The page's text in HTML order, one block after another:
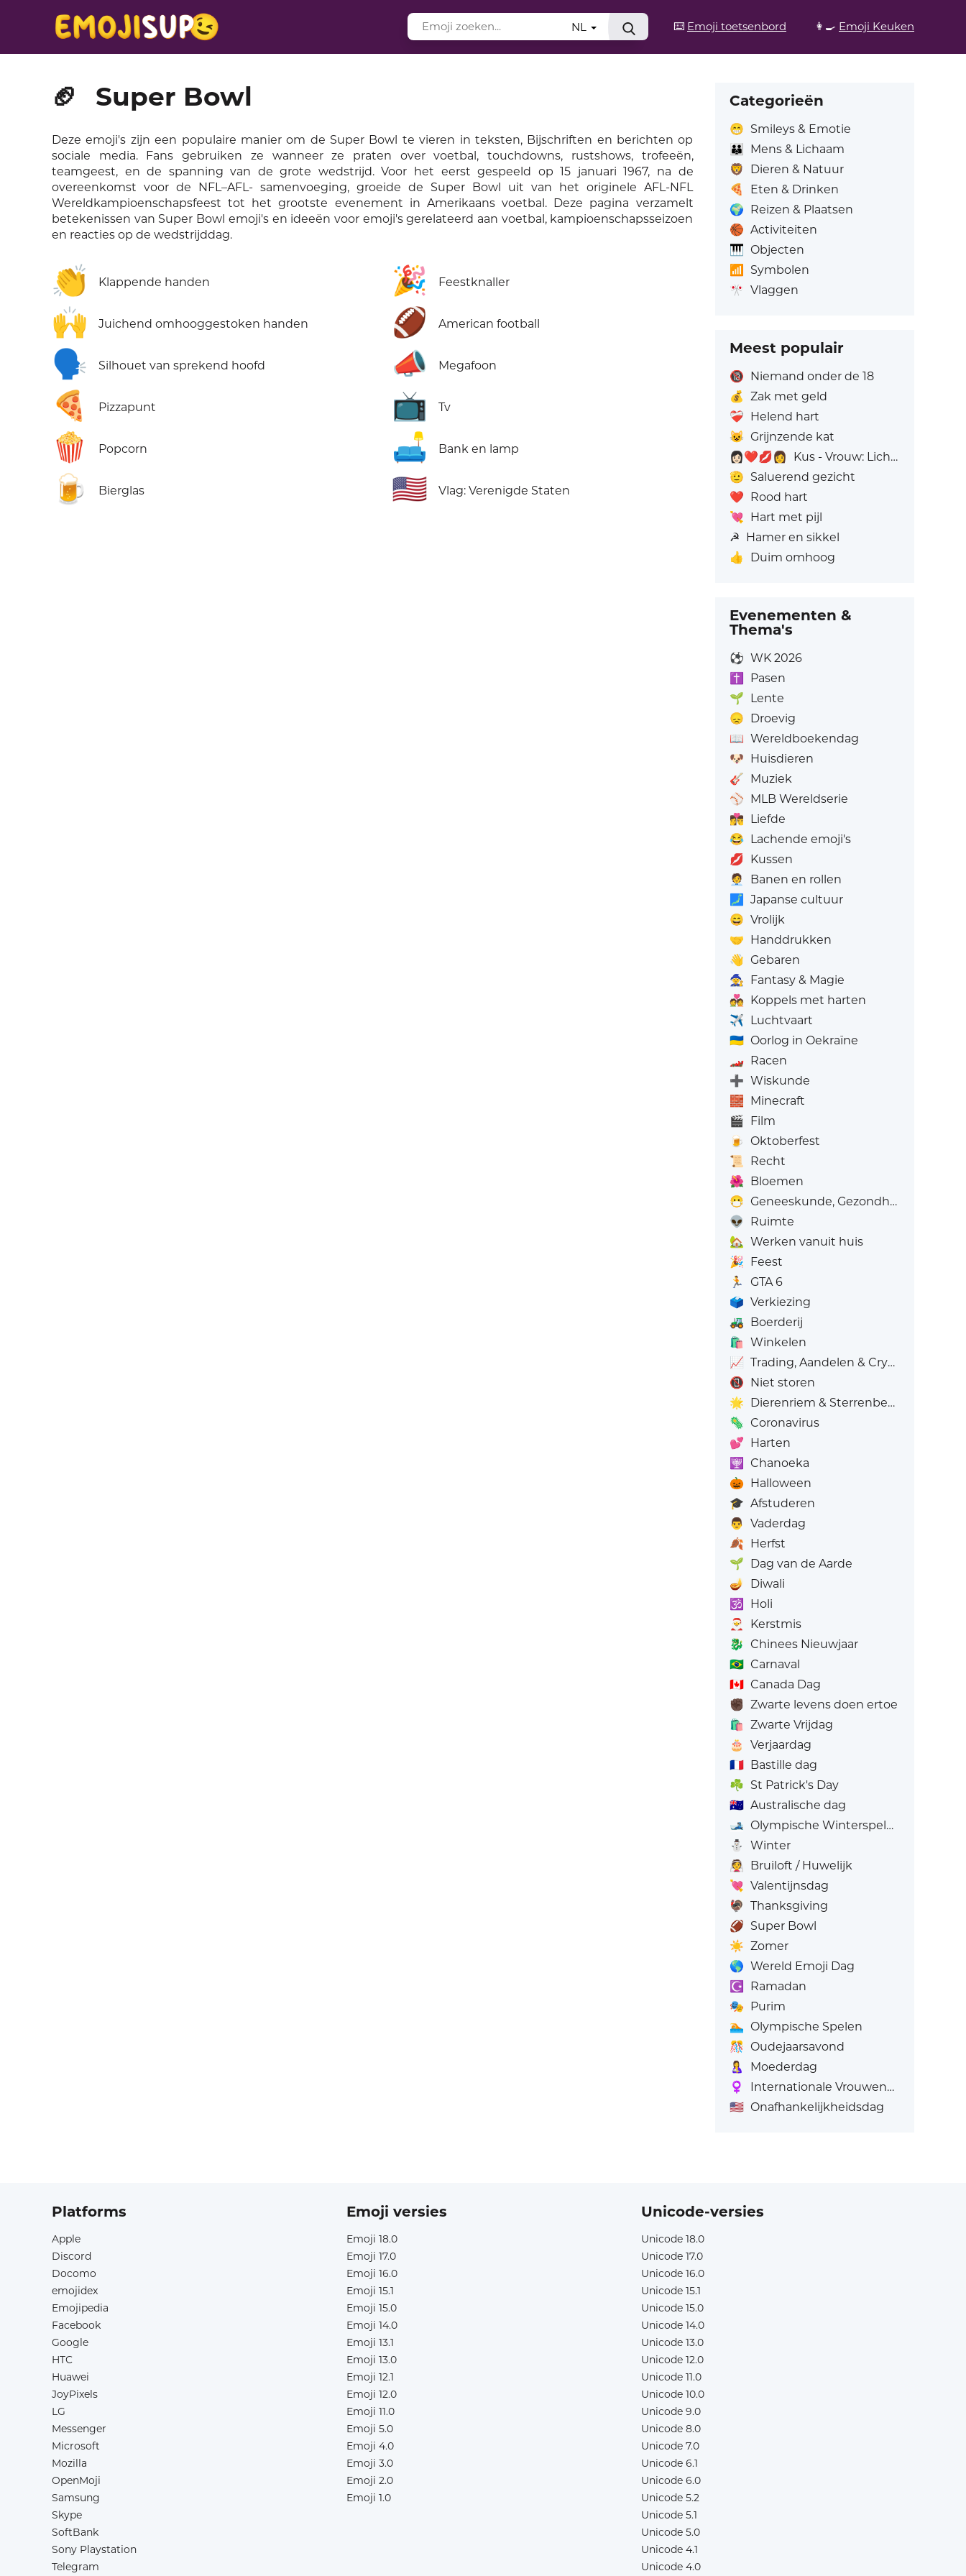
⌨️ Emoji toetsenbord 👩‍🍳 Emoji Keuken
NL
🏈 Super Bowl
Deze emoji's zijn een populaire manier om de Super Bowl te vieren in teksten, Bijschriften en berichten op
sociale media. Fans gebruiken ze wanneer ze praten over voetbal, touchdowns, rustshows, trofeeën,
teamgeest, en de spanning van de grote wedstrijd. Voor het eerst gespeeld op 15 januari 1967, na de
overeenkomst voor de NFL–AFL- samenvoeging, groeide de Super Bowl uit van het originele AFL-NFL
Wereldkampioenschapsfeest tot het grootste evenement in Amerikaans voetbal. Deze pagina verzamelt
betekenissen van Super Bowl emoji's en ideeën voor emoji's gerelateerd aan voetbal, kampioenschapsseizoen
en reacties op de wedstrijddag.
👏 Klappende handen
🙌 Juichend omhooggestoken handen
🗣️ Silhouet van sprekend hoofd
🍕 Pizzapunt
🍿 Popcorn
🍺 Bierglas
🎉 Feestknaller
🏈 American football
📣 Megafoon
📺 Tv
🛋️ Bank en lamp
🇺🇸 Vlag: Verenigde Staten
Categorieën
😁 Smileys & Emotie
👪
Mens & Lichaam
🦁
Dieren & Natuur
🍕
Eten & Drinken
🌍 Reizen & Plaatsen
🏀 Activiteiten
🎹 Objecten
📶
Symbolen
🎌 Vlaggen
Meest populair
🔞 Niemand onder de 18
💰 Zak met geld
❤️‍🩹 Helend hart
😺 Grijnzende kat
👩🏻‍❤️‍💋‍👩
Kus - Vrouw: Lichte huidskleur, Vrouw: Zonder Huidskleur
🫡 Saluerend gezicht
❤️ Rood hart
💘 Hart met pijl
☭ Hamer en sikkel
👍
Duim omhoog
Evenementen &
Thema's
⚽ WK 2026
✝️
Pasen
🌱 Lente
😞 Droevig
📖 Wereldboekendag
🐶 Huisdieren
🎸 Muziek
⚾ MLB Wereldserie
👩‍❤️‍💋‍👨 Liefde
😂 Lachende emoji's
💋 Kussen
🧑‍💼
Banen en rollen
🗾 Japanse cultuur
😄 Vrolijk
🤝 Handdrukken
👋 Gebaren
🧙 Fantasy & Magie
💑 Koppels met harten
✈️ Luchtvaart
🇺🇦 Oorlog in Oekraïne
🏎️ Racen
➕ Wiskunde
🧱 Minecraft
🎬 Film
🍺
Oktoberfest
📜
Recht
🌺 Bloemen
😷 Geneeskunde, Gezondheid
👽
Ruimte
🏡 Werken vanuit huis
🎉 Feest
🏃
GTA 6
🗳️ Verkiezing
🚜 Boerderij
🛍️ Winkelen
📈 Trading, Aandelen & Crypto
📵 Niet storen
🌟 Dierenriem & Sterrenbeelden
🦠 Coronavirus
💕 Harten
🕎
Chanoeka
🎃 Halloween
🎓 Afstuderen
👨 Vaderdag
🍂 Herfst
🌱 Dag van de Aarde
🪔
Diwali
🕉️
Holi
🎅
Kerstmis
🐉 Chinees Nieuwjaar
🇧🇷 Carnaval
🇨🇦 Canada Dag
✊🏿 Zwarte levens doen ertoe
🛍️ Zwarte Vrijdag
🎂
Verjaardag
🇫🇷 Bastille dag
☘️ St Patrick's Day
🇦🇺 Australische dag
🎿 Olympische Winterspelen
⛄
Winter
👰 Bruiloft / Huwelijk
💘 Valentijnsdag
🦃 Thanksgiving
🏈 Super Bowl
☀️ Zomer
🌎 Wereld Emoji Dag
☪️
Ramadan
🎭 Purim
🏊 Olympische Spelen
🎊
Oudejaarsavond
🤱
Moederdag
♀️
Internationale Vrouwendag's
🇺🇸 Onafhankelijkheidsdag
Platforms
Apple
Discord
Docomo
emojidex
Emojipedia
Facebook
Google
HTC
Huawei
JoyPixels
LG
Messenger
Microsoft
Mozilla
OpenMoji
Samsung
Skype
SoftBank
Sony Playstation
Telegram
Emoji versies
Emoji 18.0
Emoji 17.0
Emoji 16.0
Emoji 15.1
Emoji 15.0
Emoji 14.0
Emoji 13.1
Emoji 13.0
Emoji 12.1
Emoji 12.0
Emoji 11.0
Emoji 5.0
Emoji 4.0
Emoji 3.0
Emoji 2.0
Emoji 1.0
Unicode-versies
Unicode 18.0
Unicode 17.0
Unicode 16.0
Unicode 15.1
Unicode 15.0
Unicode 14.0
Unicode 13.0
Unicode 12.0
Unicode 11.0
Unicode 10.0
Unicode 9.0
Unicode 8.0
Unicode 7.0
Unicode 6.1
Unicode 6.0
Unicode 5.2
Unicode 5.1
Unicode 5.0
Unicode 4.1
Unicode 4.0